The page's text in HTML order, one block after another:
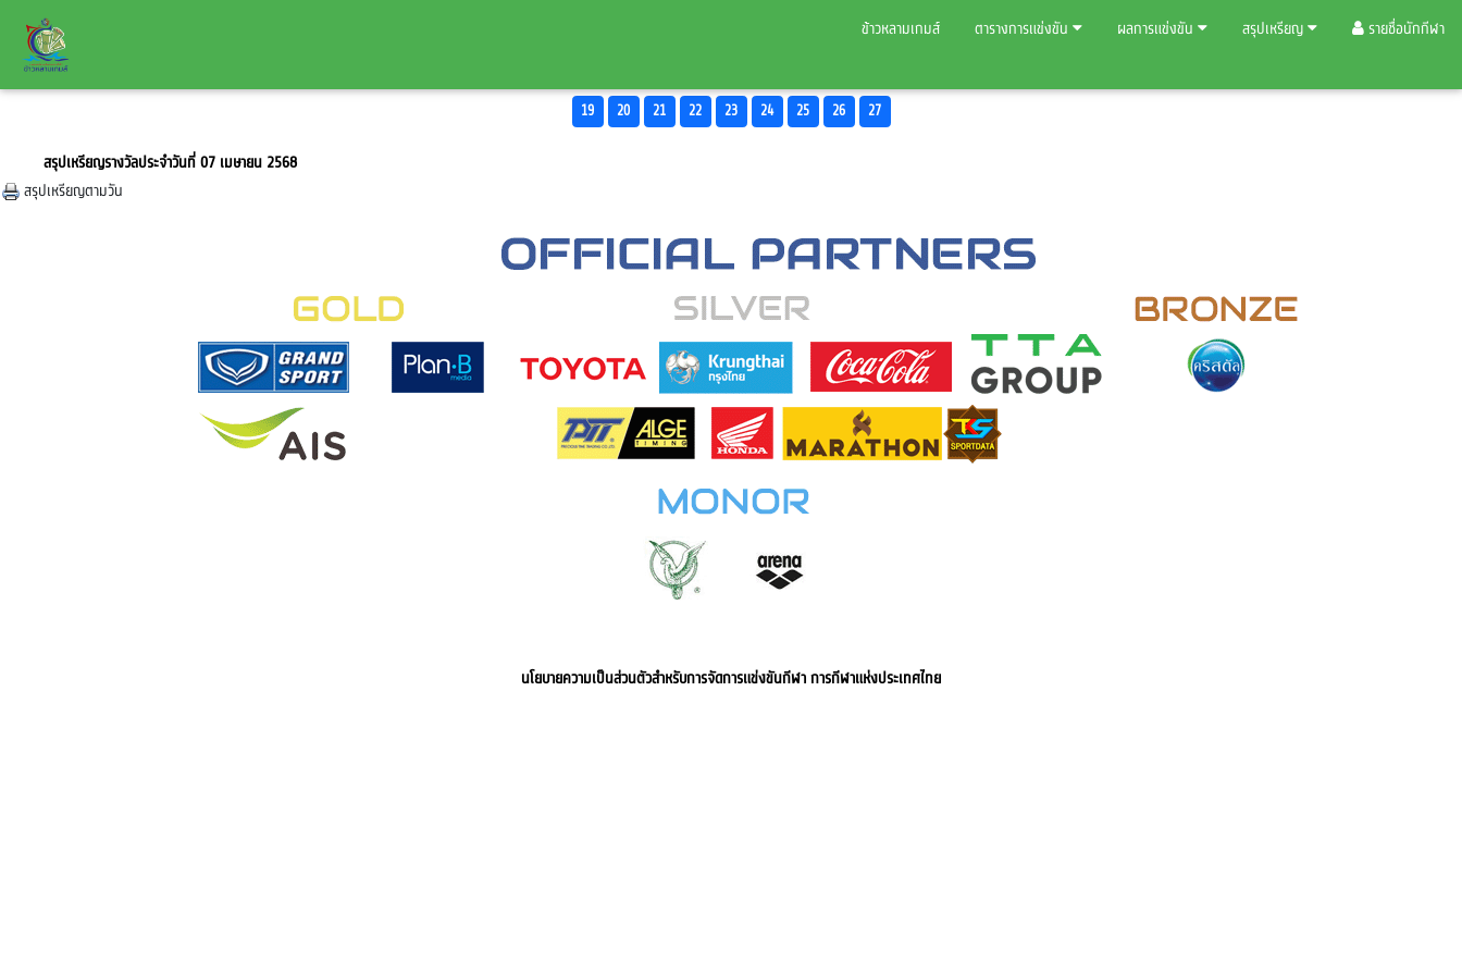
ข้าวหลามเกมส์ ตารางการแข่งขัน ผลการแข่งขัน สรุปเหรียญ รายชื่อนักกีฬา
19 20 21 22 23 24 25 26 27
สรุปเหรียญรางวัลประจำวันที่ 07 เมษายน 2568
สรุปเหรียญตามวัน
นโยบายความเป็นส่วนตัวสำหรับการจัดการแข่งขันกีฬา การกีฬาแห่งประเทศไทย